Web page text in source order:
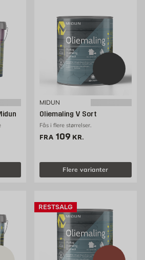
MIDUN
Oliemaling V Sort
Fås i flere størrelser.
FRA Pris 109 kr. /stk
109 KR.
Flere varianter
RESTSALG